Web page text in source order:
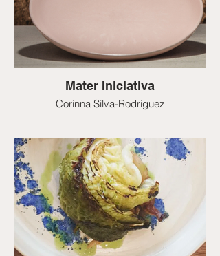
Mater Iniciativa
Corinna Silva-Rodriguez